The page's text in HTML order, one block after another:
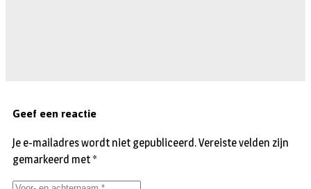
Geef een reactie
Je e-mailadres wordt niet gepubliceerd.Vereiste velden zijn
gemarkeerd met *